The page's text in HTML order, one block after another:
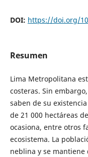
DOI: https://doi.org/
Resumen
Lima Metropolitana
costeras. Sin
saben de su
de 21 000 hectáreas
ocasiona, entre otros
ecosistema. La
neblina y se mantiene